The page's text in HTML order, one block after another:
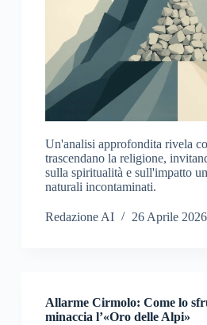
Un'analisi approfondita rivela
trascendano la religione,
sulla spiritualità e sull'impatto
naturali incontaminati.
Redazione AI 26 Aprile 2026
Allarme Cirmolo: Come lo
minaccia l’«Oro delle Alpi»